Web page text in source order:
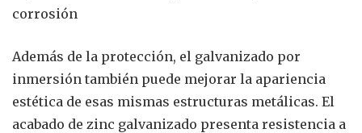
corrosión
Además de la protección, el galvanizado por
inmersión también puede mejorar la apariencia
estética de esas mismas estructuras metálicas. El
acabado de zinc galvanizado presenta resistencia a